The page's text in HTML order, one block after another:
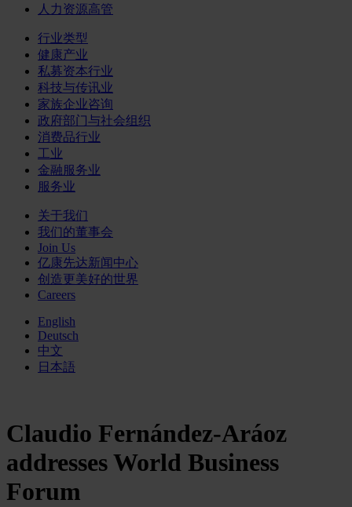
人力资源高管
行业类型
健康产业
私募资本行业
科技与传讯业
家族企业咨询
政府部门与社会组织
消费品行业
工业
金融服务业
服务业
关于我们
我们的董事会
Join Us
亿康先达新闻中心
创造更美好的世界
Careers
English
Deutsch
中文
日本語
Claudio Fernández-Aráoz
addresses World Business
Forum